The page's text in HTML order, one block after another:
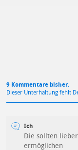
9 Kommentare bisher.
Dieser Unterhaltung fehlt
Ich
Die sollten
ermöglichen